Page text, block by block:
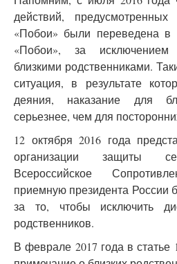
действий,
«Побои» были переведена
«Побои», за исключением
близкими родственниками.
ситуация, в результате
деяния, наказание для
серьезнее, чем для
12 октября 2016 года
организации защиты
Всероссийское
приемную президента России
за то, чтобы исключить
родственников.
В феврале 2017 года в статье